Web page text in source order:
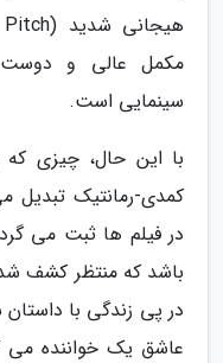
مکمل عالی و
سینمایی است.
با این حال، چیزی که
کمدی-رمانتیک
در فیلم ها ثبت می
باشد که منتظر کشف
در پی زندگی با
عاشق یک خواننده می